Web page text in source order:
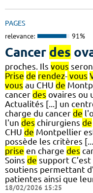
PAGES
relevance: 91%
Cancer des
proches. Ils vous
Prise de rendez- vous
vous au CHU de
cancer des ovaires ou
Actualités [...] un
charge du cancer de
l'un des chirurgiens de
CHU de Montpellier
possède les critères
prise en charge des
Soins de support
soutiens permettant
patientes ainsi que
18/02/2026 15:25